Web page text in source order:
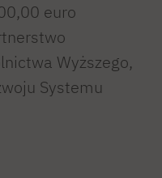
euro
Wyższego,
Systemu